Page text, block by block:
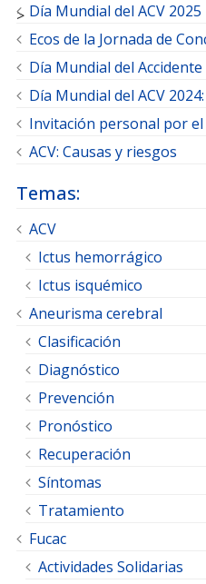
Día Mundial del ACV 2025
Ecos de la Jornada de
Día Mundial del
Día Mundial del ACV
Invitación personal por el
ACV: Causas y riesgos
Temas:
ACV
Ictus hemorrágico
Ictus isquémico
Aneurisma cerebral
Clasificación
Diagnóstico
Prevención
Pronóstico
Recuperación
Síntomas
Tratamiento
Fucac
Actividades Solidarias